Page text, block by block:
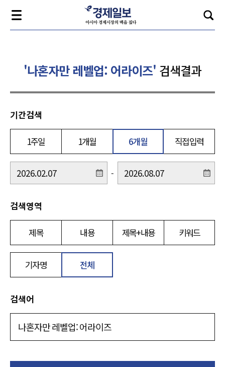
'나혼자만 레벨업: 어라이즈' 검색결과
기간검색
1주일 1개월 6개월 직접입력
-
검색영역
제목 내용 제목+내용 키워드
기자명 전체
검색어